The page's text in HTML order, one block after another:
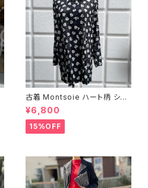
古着 Montsoie ハート柄 シア
ーシャツ ブラック
¥6,800
15%OFF